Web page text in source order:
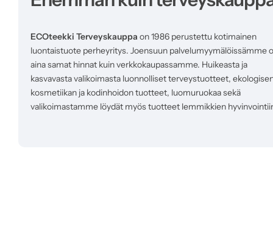
ECOteekki Terveyskauppa on 1986 perustettu kotimainen
luontaistuote perheyritys. Joensuun palvelumyymälöissämme
aina samat hinnat kuin verkkokaupassamme. Huikeasta ja
kasvavasta valikoimasta luonnolliset terveystuotteet,
kosmetiikan ja kodinhoidon tuotteet, luomuruokaa sekä
valikoimastamme löydät myös tuotteet lemmikkien